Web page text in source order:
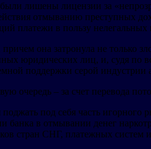
лишены лицензии за
отмыванию преступных
платежи в пользу
она затронула не
юридических лиц, и, судя по
поддержки серой индустрии
очередь – за счет перевода
под себя часть
банка в отмывании денег
стран СНГ, платежных систем